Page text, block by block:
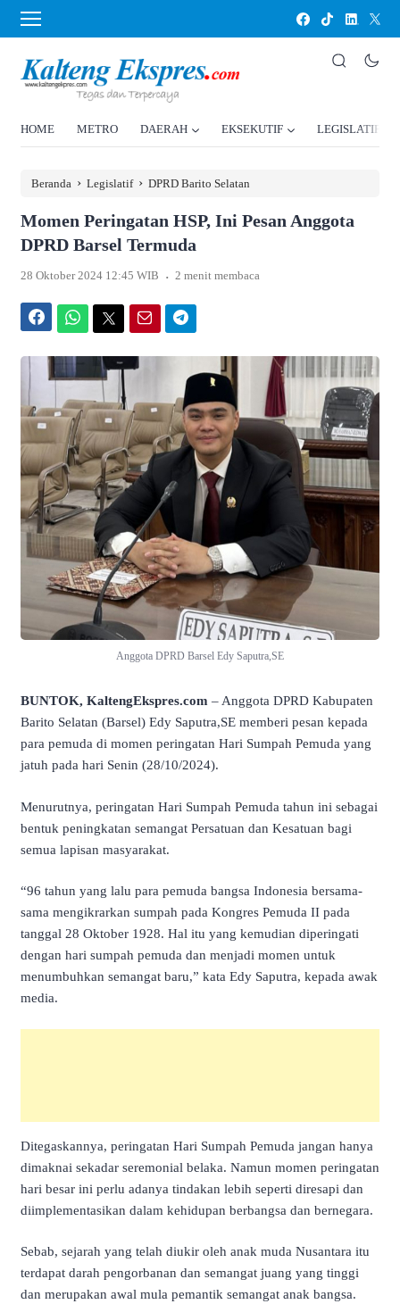
HOME METRO DAERAH EKSEKUTIF LEGISLATIF
Beranda › Legislatif › DPRD Barito Selatan
Momen Peringatan HSP, Ini Pesan Anggota
DPRD Barsel Termuda
28 Oktober 2024 12:45 WIB . 2 menit membaca
Anggota DPRD Barsel Edy Saputra,SE
BUNTOK, KaltengEkspres.com – Anggota DPRD Kabupaten
Barito Selatan (Barsel) Edy Saputra,SE memberi pesan kepada
para pemuda di momen peringatan Hari Sumpah Pemuda yang
jatuh pada hari Senin (28/10/2024).
Menurutnya, peringatan Hari Sumpah Pemuda tahun ini sebagai
bentuk peningkatan semangat Persatuan dan Kesatuan bagi
semua lapisan masyarakat.
“96 tahun yang lalu para pemuda bangsa Indonesia bersama-
sama mengikrarkan sumpah pada Kongres Pemuda II pada
tanggal 28 Oktober 1928. Hal itu yang kemudian diperingati
dengan hari sumpah pemuda dan menjadi momen untuk
menumbuhkan semangat baru,” kata Edy Saputra, kepada awak
media.
Ditegaskannya, peringatan Hari Sumpah Pemuda jangan hanya
dimaknai sekadar seremonial belaka. Namun momen peringatan
hari besar ini perlu adanya tindakan lebih seperti diresapi dan
diimplementasikan dalam kehidupan berbangsa dan bernegara.
Sebab, sejarah yang telah diukir oleh anak muda Nusantara itu
terdapat darah pengorbanan dan semangat juang yang tinggi
dan merupakan awal mula pemantik semangat anak bangsa.